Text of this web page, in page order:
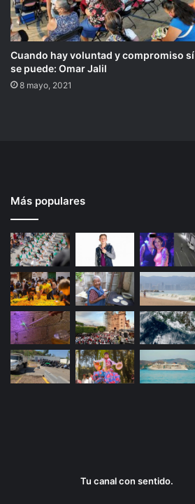
Cuando hay voluntad y compromiso sí
se puede: Omar Jalil
8 mayo, 2021
Más populares
Tu canal con sentido.